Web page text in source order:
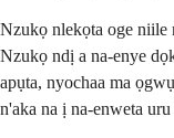
Nzukọ nlekọta oge niile
Nzukọ ndị a na-enye
apụta, nyochaa ma
n'aka na ị na-enweta